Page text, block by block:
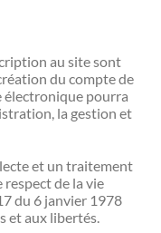
au site sont
du compte de
électronique pourra
la gestion et
et un traitement
de la vie
du 6 janvier 1978
et aux libertés.